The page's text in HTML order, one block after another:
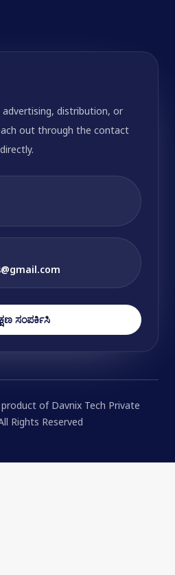
distribution, or
out through the contact
ಸಂಪರ್ಕಿಸಿ
of Davnix Tech Private
Rights Reserved